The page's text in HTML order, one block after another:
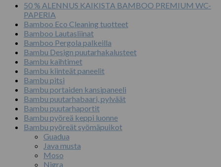
Voit
valinnat
tuotteen
sivulla.
50 % ALENNUS KAIKISTA BAMBOO PREMIUM WC-
PAPERIA
Bamboo Eco Cleaning tuotteet
Bamboo Lautasliinat
Bamboo Pergola palkeilla
Bambu Design puutarhakalusteet
Bambu kaihtimet
Bambu kiinteät paneelit
Bambu pitsi
Bambu portaiden kansipaneeli
Bambu puutarhabaari, pylväät
Bambu puutarhaportit
Bambu pyöreä keppi luonne
Bambu pyöreät syömäpuikot
Guadua
Java musta
Moso
Nigra